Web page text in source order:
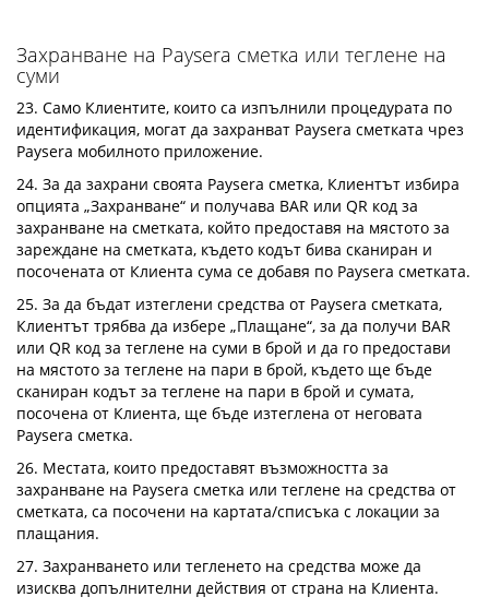
Захранване на Paysera сметка или теглене на
суми
23. Само Клиентите, които са изпълнили процедурата по
идентификация, могат да захранват Paysera сметката чрез
Paysera мобилното приложение.
24. За да захрани своята Paysera сметка, Клиентът избира
опцията „Захранване“ и получава BAR или QR код за
захранване на сметката, който предоставя на мястото за
зареждане на сметката, където кодът бива сканиран и
посочената от Клиента сума се добавя по Paysera сметката.
25. За да бъдат изтеглени средства от Paysera сметката,
Клиентът трябва да избере „Плащане“, за да получи BAR
или QR код за теглене на суми в брой и да го предостави
на мястото за теглене на пари в брой, където ще бъде
сканиран кодът за теглене на пари в брой и сумата,
посочена от Клиента, ще бъде изтеглена от неговата
Paysera сметка.
26. Местата, които предоставят възможността за
захранване на Paysera сметка или теглене на средства от
сметката, са посочени на картата/списъка с локации за
плащания.
27. Захранването или тегленето на средства може да
изисква допълнителни действия от страна на Клиента.